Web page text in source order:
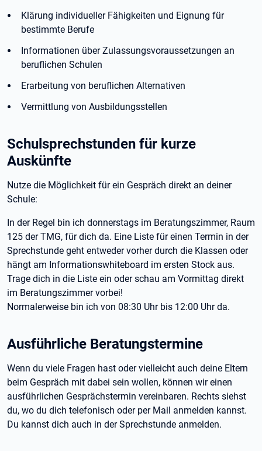
Klärung individueller Fähigkeiten und Eignung für
bestimmte Berufe
Informationen über Zulassungsvoraussetzungen an
beruflichen Schulen
Erarbeitung von beruflichen Alternativen
Vermittlung von Ausbildungsstellen
Schulsprechstunden für kurze
Auskünfte
Nutze die Möglichkeit für ein Gespräch direkt an deiner
Schule:
In der Regel bin ich donnerstags im Beratungszimmer, Raum
125 der TMG, für dich da. Eine Liste für einen Termin in der
Sprechstunde geht entweder vorher durch die Klassen oder
hängt am Informationswhiteboard im ersten Stock aus.
Trage dich in die Liste ein oder schau am Vormittag direkt
im Beratungszimmer vorbei!
Normalerweise bin ich von 08:30 Uhr bis 12:00 Uhr da.
Ausführliche Beratungstermine
Wenn du viele Fragen hast oder vielleicht auch deine Eltern
beim Gespräch mit dabei sein wollen, können wir einen
ausführlichen Gesprächstermin vereinbaren. Rechts siehst
du, wo du dich telefonisch oder per Mail anmelden kannst.
Du kannst dich auch in der Sprechstunde anmelden.